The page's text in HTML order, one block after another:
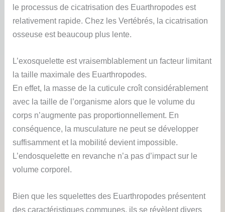
le processus de cicatrisation des Euarthropodes est
relativement rapide. Chez les Vertébrés, la cicatrisation
osseuse est beaucoup plus lente.
L’exosquelette est vraisemblablement un facteur limitant
la taille maximale des Euarthropodes.
En effet, la masse de la cuticule croît considérablement
avec la taille de l’organisme alors que le volume du
corps n’augmente pas proportionnellement. En
conséquence, la musculature ne peut se développer
suffisamment et la mobilité devient impossible.
L’endosquelette en revanche n’a pas d’impact sur le
volume corporel.
Bien que les squelettes des Euarthropodes présentent
des caractéristiques communes, ils se révèlent divers